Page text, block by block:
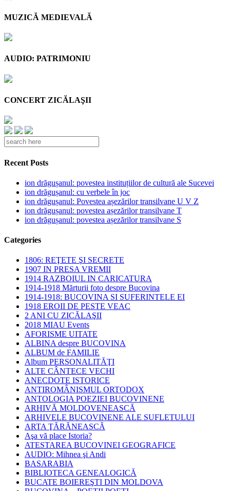
MUZICĂ MEDIEVALĂ
AUDIO: PATRIMONIU
CONCERT ZICĂLAŞII
Recent Posts
ion drăgușanul: povestea instituțiilor de cultură ale Sucevei
ion drăgușanul: cu verbele în joc
ion drăgușanul: Povestea așezărilor transilvane U V Z
ion drăgușanul: povestea așezărilor transilvane T
ion drăgușanul: povestea așezărilor transilvane S
Categories
1806: REŢETE ŞI SECRETE
1907 IN PRESA VREMII
1914 RAZBOIUL IN CARICATURA
1914-1918 Mărturii foto despre Bucovina
1914-1918: BUCOVINA SI SUFERINTELE EI
1918 EROII DE PESTE VEAC
2 ANI CU ZICĂLAŞII
2018 MIAU Events
AFORISME UITATE
ALBINA despre BUCOVINA
ALBUM de FAMILIE
Album PERSONALITĂŢI
ALTE CÂNTECE VECHI
ANECDOTE ISTORICE
ANTIROMÂNISMUL ORTODOX
ANTOLOGIA POEZIEI BUCOVINENE
ARHIVĂ MOLDOVENEASCĂ
ARHIVELE BUCOVINENE ALE SUFLETULUI
ARTA ŢĂRĂNEASCĂ
Aşa vă place Istoria?
ATESTAREA BUCOVINEI GEOGRAFICE
AUDIO: Mihnea şi Andi
BASARABIA
BIBLIOTECA GENEALOGICĂ
BUCATE BOIEREŞTI DIN MOLDOVA